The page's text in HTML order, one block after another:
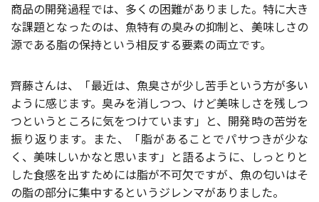
商品の開発過程では、多くの困難がありました。特に大き
な課題となったのは、魚特有の臭みの抑制と、美味しさの
源である脂の保持という相反する要素の両立です。
齊藤さんは、「最近は、魚臭さが少し苦手という方が多い
ように感じます。臭みを消しつつ、けど美味しさを残しつ
つというところに気をつけています」と、開発時の苦労を
振り返ります。また、「脂があることでパサつきが少な
く、美味しいかなと思います」と語るように、しっとりと
した食感を出すためには脂が不可欠ですが、魚の匂いはそ
の脂の部分に集中するというジレンマがありました。